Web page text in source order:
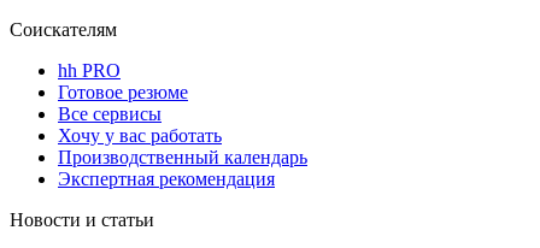
Соискателям
hh PRO
Готовое резюме
Все сервисы
Хочу у вас работать
Производственный календарь
Экспертная рекомендация
Новости и статьи